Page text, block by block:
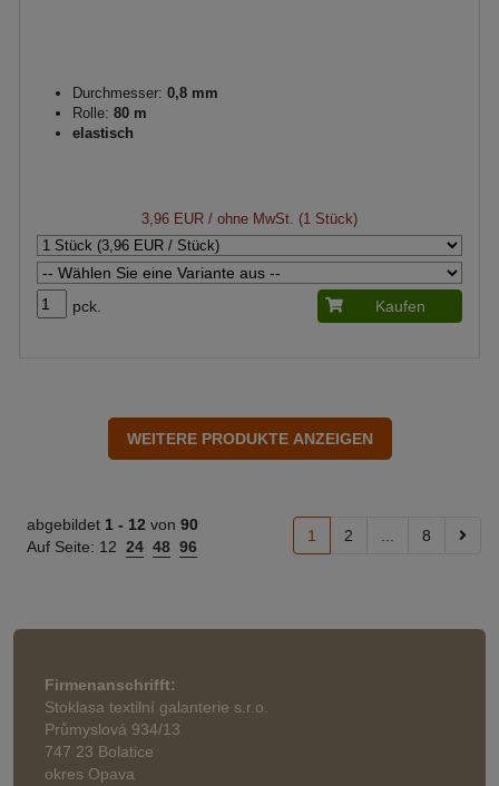
Durchmesser: 0,8 mm
Rolle: 80 m
elastisch
3,96 EUR / ohne MwSt. (1 Stück)
pck. Kaufen
abgebildet 1 - 12 von 90
Auf Seite: 12 24 48 96
1 2 8
Firmenanschrifft:
Stoklasa textilní galanterie s.r.o.
Průmyslová 934/13
747 23 Bolatice
okres Opava